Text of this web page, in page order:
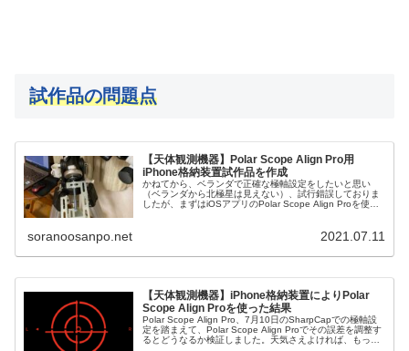
試作品の問題点
【天体観測機器】Polar Scope Align Pro用
iPhone格納装置試作品を作成
かねてから、ベランダで正確な極軸設定をしたいと思い
（ベランダから北極星は見えない）、試行錯誤しておりま
したが、まずはiOSアプリのPolar Scope Align Proを使え
soranoosanpo.net 2021.07.11
【天体観測機器】iPhone格納装置によりPolar
Scope Align Proを使った結果
Polar Scope Align Pro、7月10日のSharpCapでの極軸設
定を踏まえて、Polar Scope Align Proでその誤差を調整す
るとどうなるか検証しました。天気さえよければ、もっと